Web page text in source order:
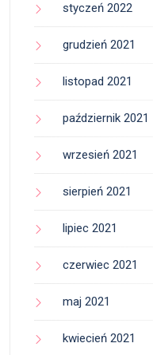
styczeń 2022
grudzień 2021
listopad 2021
październik 2021
wrzesień 2021
sierpień 2021
lipiec 2021
czerwiec 2021
maj 2021
kwiecień 2021